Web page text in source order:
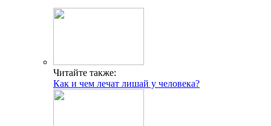
Читайте также:
Как и чем лечат лишай у человека?